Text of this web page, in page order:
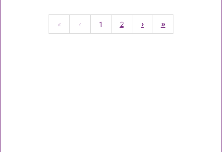
« ‹ 1 2 › »